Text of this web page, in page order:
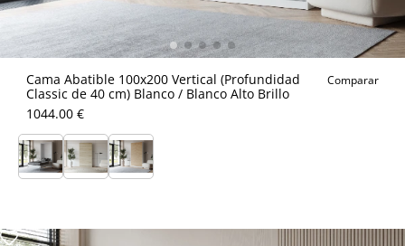
Cama Abatible 100x200 Vertical (Profundidad
Classic de 40 cm) Blanco / Blanco Alto Brillo
Comparar
1044.00 €